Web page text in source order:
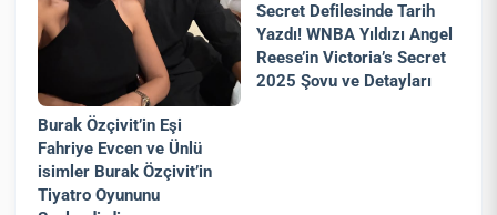
Burak Özçivit’in Eşi
Fahriye Evcen ve Ünlü
isimler Burak Özçivit’in
Tiyatro Oyununu
Secret Defilesinde Tarih
Yazdı! WNBA Yıldızı Angel
Reese’in Victoria’s Secret
2025 Şovu ve Detayları